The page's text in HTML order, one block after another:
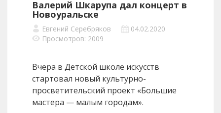
Валерий Шкарупа дал концерт в
Новоуральске
Евгений Серебряков
04.02.2020
Просмотров: 2009
Вчера в Детской школе искусств
стартовал новый культурно-
просветительский проект «Большие
мастера — малым городам».